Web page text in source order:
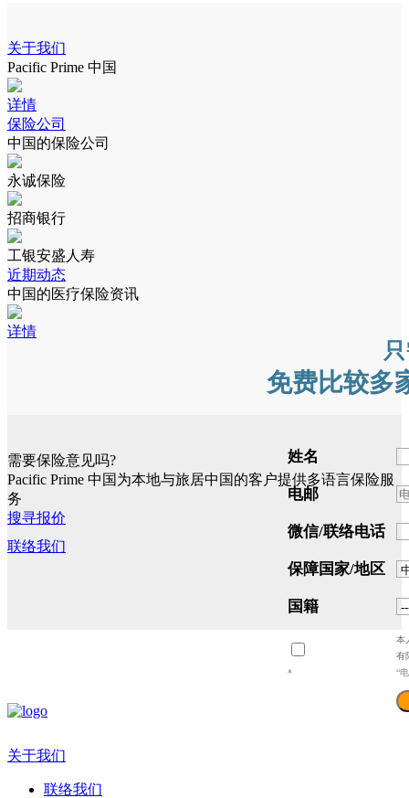
关于我们
Pacific Prime 中国
详情
保险公司
中国的保险公司
永诚保险
招商银行
工银安盛人寿
近期动态
中国的医疗保险资讯
详情
需要保险意见吗?
Pacific Prime 中国为本地与旅居中国的客户提供多语言保险服
务
搜寻报价
联络我们
关于我们
联络我们
免费比较多
姓名
电邮
微信/联络电话
保障国家/地区
国籍
本
有
*
“